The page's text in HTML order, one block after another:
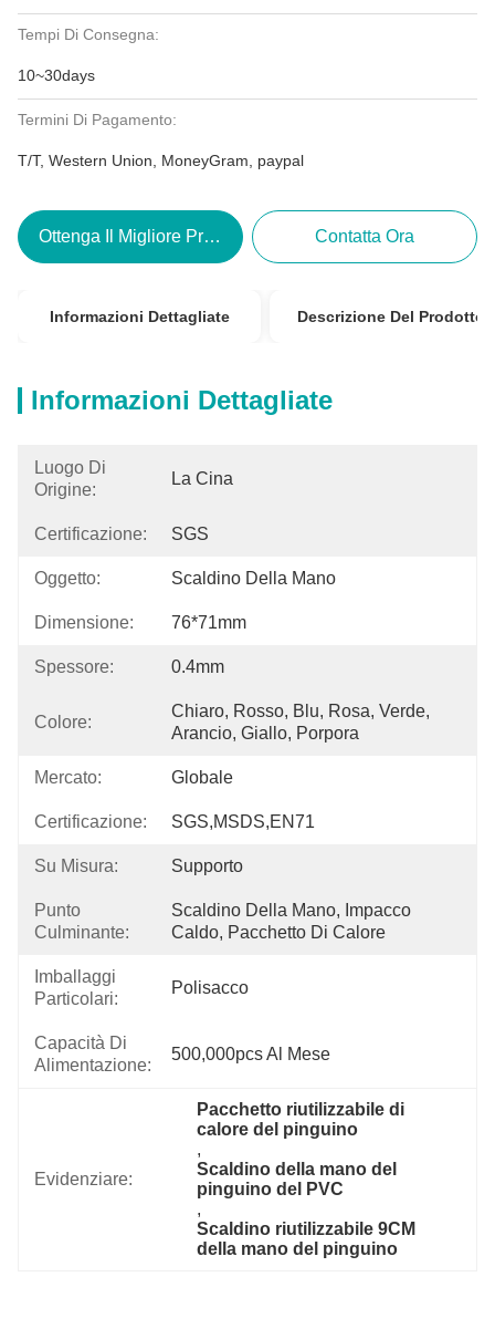
Tempi Di Consegna:
10~30days
Termini Di Pagamento:
T/T, Western Union, MoneyGram, paypal
Ottenga Il Migliore Prezzo Contatta Ora
Informazioni Dettagliate Descrizione Del Prodotto
Informazioni Dettagliate
Luogo Di
Origine:
La Cina
Certificazione: SGS
Oggetto: Scaldino Della Mano
Dimensione: 76*71mm
Spessore: 0.4mm
Colore:
Chiaro, Rosso, Blu, Rosa, Verde,
Arancio, Giallo, Porpora
Mercato: Globale
Certificazione: SGS,MSDS,EN71
Su Misura: Supporto
Punto
Culminante:
Scaldino Della Mano, Impacco
Caldo, Pacchetto Di Calore
Imballaggi
Particolari:
Polisacco
Capacità Di
Alimentazione:
500,000pcs Al Mese
Evidenziare:
Pacchetto riutilizzabile di
calore del pinguino
,
Scaldino della mano del
pinguino del PVC
,
Scaldino riutilizzabile 9CM
della mano del pinguino